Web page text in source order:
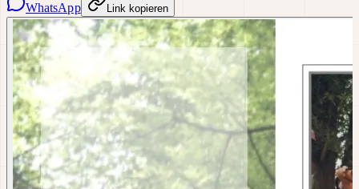
WhatsApp Link kopieren